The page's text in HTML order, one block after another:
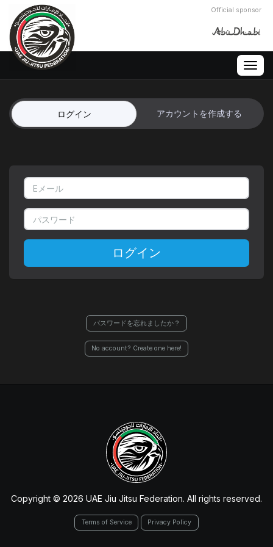
Official sponsor
ログイン アカウントを作成する
ログイン
パスワードを忘れましたか？
No account? Create one here!
Copyright © 2026 UAE Jiu Jitsu Federation. All rights reserved.
Terms of Service Privacy Policy